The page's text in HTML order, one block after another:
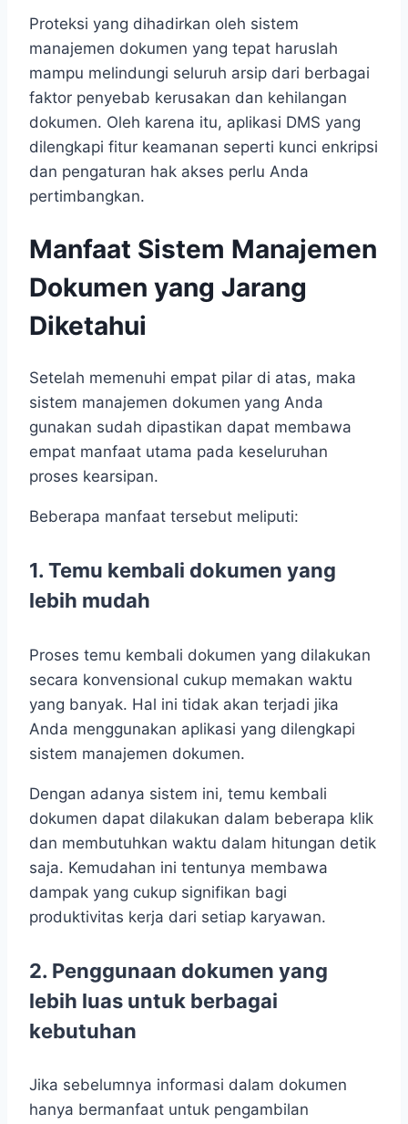
Proteksi yang dihadirkan oleh sistem
manajemen dokumen yang tepat haruslah
mampu melindungi seluruh arsip dari berbagai
faktor penyebab kerusakan dan kehilangan
dokumen. Oleh karena itu, aplikasi DMS yang
dilengkapi fitur keamanan seperti kunci enkripsi
dan pengaturan hak akses perlu Anda
pertimbangkan.
Manfaat Sistem Manajemen
Dokumen yang Jarang
Diketahui
Setelah memenuhi empat pilar di atas, maka
sistem manajemen dokumen yang Anda
gunakan sudah dipastikan dapat membawa
empat manfaat utama pada keseluruhan
proses kearsipan.
Beberapa manfaat tersebut meliputi:
1. Temu kembali dokumen yang
lebih mudah
Proses temu kembali dokumen yang dilakukan
secara konvensional cukup memakan waktu
yang banyak. Hal ini tidak akan terjadi jika
Anda menggunakan aplikasi yang dilengkapi
sistem manajemen dokumen.
Dengan adanya sistem ini, temu kembali
dokumen dapat dilakukan dalam beberapa klik
dan membutuhkan waktu dalam hitungan detik
saja. Kemudahan ini tentunya membawa
dampak yang cukup signifikan bagi
produktivitas kerja dari setiap karyawan.
2. Penggunaan dokumen yang
lebih luas untuk berbagai
kebutuhan
Jika sebelumnya informasi dalam dokumen
hanya bermanfaat untuk pengambilan